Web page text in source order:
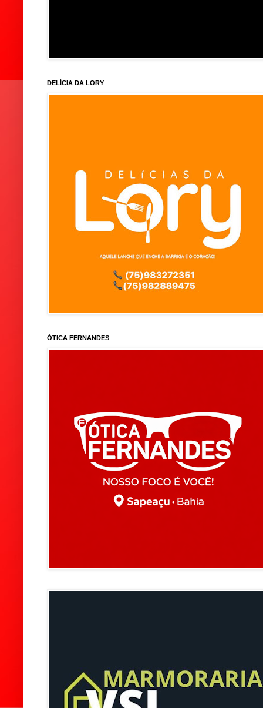
DELÍCIA DA LORY
ÓTICA FERNANDES